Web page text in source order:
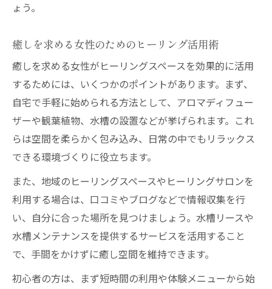
ょう。
癒しを求める女性のためのヒーリング活用術
癒しを求める女性がヒーリングスペースを効果的に活用
するためには、いくつかのポイントがあります。まず、
自宅で手軽に始められる方法として、アロマディフュー
ザーや観葉植物、水槽の設置などが挙げられます。これ
らは空間を柔らかく包み込み、日常の中でもリラックス
できる環境づくりに役立ちます。
また、地域のヒーリングスペースやヒーリングサロンを
利用する場合は、口コミやブログなどで情報収集を行
い、自分に合った場所を見つけましょう。水槽リースや
水槽メンテナンスを提供するサービスを活用すること
で、手間をかけずに癒し空間を維持できます。
初心者の方は、まず短時間の利用や体験メニューから始